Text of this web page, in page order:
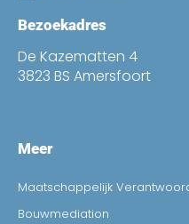
Bezoekadres
De Kazematten 4
3823 BS Amersfoort
Meer
Maatschappelijk
Bouwmediation